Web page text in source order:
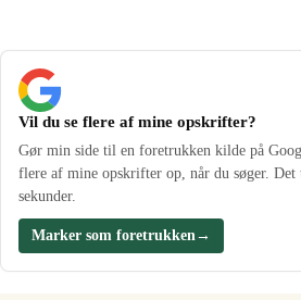
Vil du se flere af mine opskrifter?
Gør min side til en foretrukken kilde på
flere af mine opskrifter op, når du søger. Det
sekunder.
Marker som foretrukken→